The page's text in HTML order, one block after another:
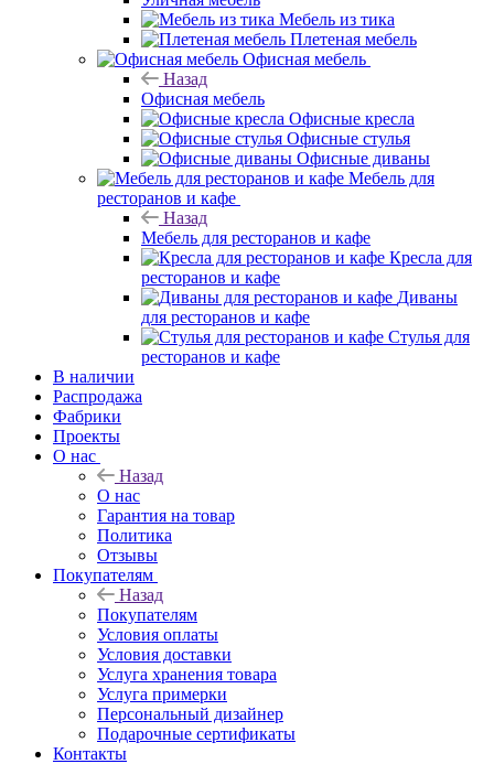
Мебель из тика
Плетеная мебель
Офисная мебель
Назад
Офисная мебель
Офисные кресла
Офисные стулья
Офисные диваны
Мебель для
ресторанов и кафе
Назад
Мебель для ресторанов и кафе
Кресла для
ресторанов и кафе
Диваны
для ресторанов и кафе
Стулья для
ресторанов и кафе
В наличии
Распродажа
Фабрики
Проекты
О нас
Назад
О нас
Гарантия на товар
Политика
Отзывы
Покупателям
Назад
Покупателям
Условия оплаты
Условия доставки
Услуга хранения товара
Услуга примерки
Персональный дизайнер
Подарочные сертификаты
Контакты